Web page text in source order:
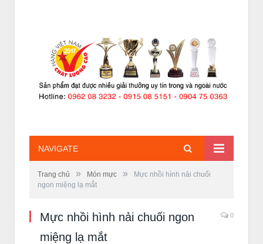
NAVIGATE
Trang chủ » Món mực »
Mực nhồi hình nải chuối
ngon miệng lạ mắt
Mực nhồi hình nải chuối ngon
miệng lạ mắt
0